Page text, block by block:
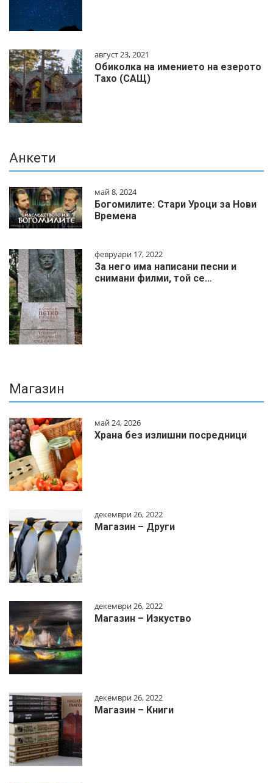
август 23, 2021
Обиколка на имението на езерото
Тахо (САЩ)
Анкети
май 8, 2024
Богомилите: Стари Уроци за Нови
Времена
февруари 17, 2022
За него има написани песни и
снимани филми, той се…
Магазин
май 24, 2026
Храна без излишни посредници
декември 26, 2022
Магазин – Други
декември 26, 2022
Магазин – Изкуство
декември 26, 2022
Магазин – Книги